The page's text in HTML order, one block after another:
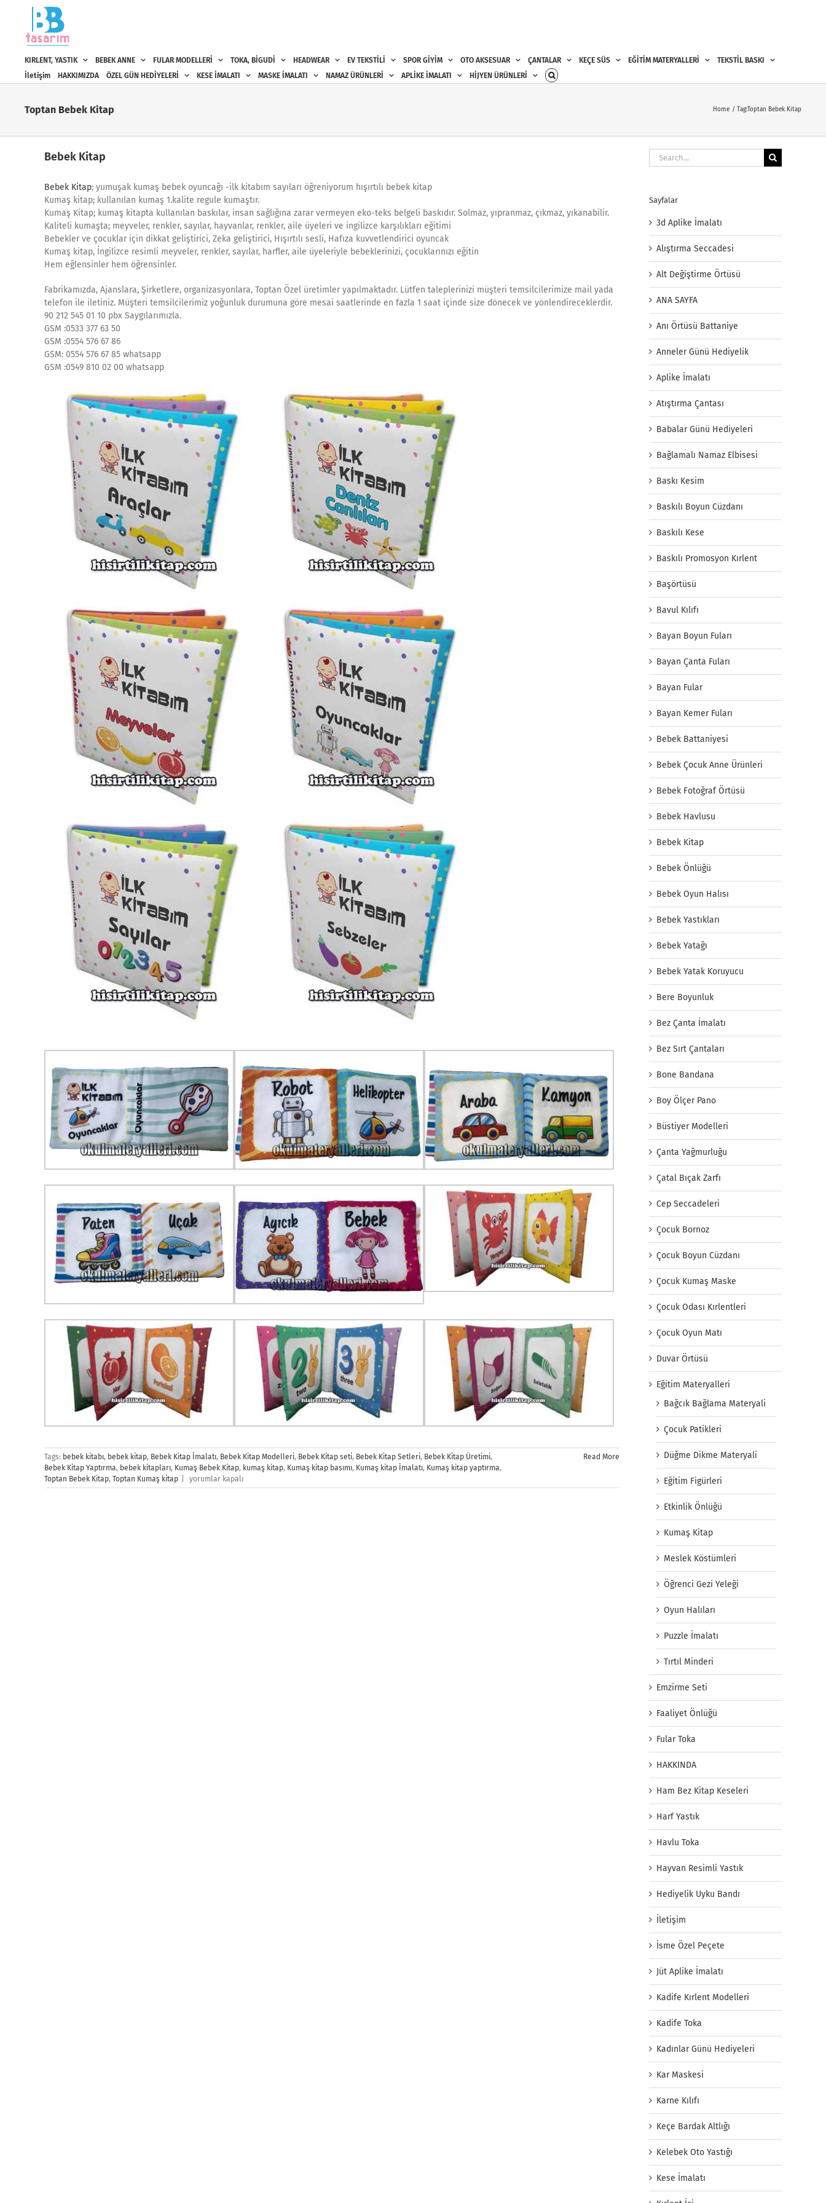
content
KIRLENT, YASTIK BEBEK ANNE FULAR MODELLERİ TOKA, BİGUDİ HEADWEAR EV TEKSTİLİ SPOR GİYİM OTO AKSESUAR ÇANTALAR KEÇE SÜS EĞİTİM MATERYALLERİ
TEKSTİL BASKI
İletişim
HAKKIMIZDA ÖZEL GÜN HEDİYELERİ KESE İMALATI MASKE İMALATI NAMAZ ÜRÜNLERİ APLİKE İMALATI HİJYEN ÜRÜNLERİ
Toptan Bebek Kitap Home Tag:Toptan Bebek Kitap
Bebek Kitap
Bebek Kitap; yumuşak kumaş bebek oyuncağı -ilk kitabım sayıları öğreniyorum hışırtılı bebek kitap
Kumaş kitap; kullanılan kumaş 1.kalite regule kumaştır.
Kumaş Kitap; kumaş kitapta kullanılan baskılar, insan sağlığına zarar vermeyen eko-teks belgeli baskıdır. Solmaz, yıpranmaz, çıkmaz, yıkanabilir.
Kaliteli kumaşta; meyveler, renkler, sayılar, hayvanlar, renkler, aile üyeleri ve ingilizce karşılıkları eğitimi
Bebekler ve çocuklar için dikkat geliştirici, Zeka geliştirici, Hışırtılı sesli, Hafıza kuvvetlendirici oyuncak
Kumaş kitap, İngilizce resimli meyveler, renkler, sayılar, harfler, aile üyeleriyle bebeklerinizi, çocuklarınızı eğitin
Hem eğlensinler hem öğrensinler.
Fabrikamızda, Ajanslara, Şirketlere, organizasyonlara, Toptan Özel üretimler yapılmaktadır. Lütfen taleplerinizi müşteri temsilcilerimize mail yada
telefon ile iletiniz. Müşteri temsilcilerimiz yoğunluk durumuna göre mesai saatlerinde en fazla 1 saat içinde size dönecek ve yönlendireceklerdir.
90 212 545 01 10 pbx Saygılarımızla.
GSM :0533 377 63 50
GSM :0554 576 67 86
GSM: 0554 576 67 85 whatsapp
GSM :0549 810 02 00 whatsapp
Tags: bebek kitabı, bebek kitap, Bebek Kitap İmalatı, Bebek Kitap Modelleri, Bebek Kitap seti, Bebek Kitap Setleri, Bebek Kitap Üretimi,
Bebek Kitap Yaptırma, bebek kitapları, Kumaş Bebek Kitap, kumaş kitap, Kumaş kitap basımı, Kumaş kitap İmalatı, Kumaş kitap yaptırma,
Toptan Bebek Kitap, Toptan Kumaş kitap
Bebek
Kitap
yorumlar kapalı
Read More
Search
for:
Sayfalar
3d Aplike İmalatı
Alıştırma Seccadesi
Alt Değiştirme Örtüsü
ANA SAYFA
Anı Örtüsü Battaniye
Anneler Günü Hediyelik
Aplike İmalatı
Atıştırma Çantası
Babalar Günü Hediyeleri
Bağlamalı Namaz Elbisesi
Baskı Kesim
Baskılı Boyun Cüzdanı
Baskılı Kese
Baskılı Promosyon Kırlent
Başörtüsü
Bavul Kılıfı
Bayan Boyun Fuları
Bayan Çanta Fuları
Bayan Fular
Bayan Kemer Fuları
Bebek Battaniyesi
Bebek Çocuk Anne Ürünleri
Bebek Fotoğraf Örtüsü
Bebek Havlusu
Bebek Kitap
Bebek Önlüğü
Bebek Oyun Halısı
Bebek Yastıkları
Bebek Yatağı
Bebek Yatak Koruyucu
Bere Boyunluk
Bez Çanta İmalatı
Bez Sırt Çantaları
Bone Bandana
Boy Ölçer Pano
Büstiyer Modelleri
Çanta Yağmurluğu
Çatal Bıçak Zarfı
Cep Seccadeleri
Çocuk Bornoz
Çocuk Boyun Cüzdanı
Çocuk Kumaş Maske
Çocuk Odası Kırlentleri
Çocuk Oyun Matı
Duvar Örtüsü
Eğitim Materyalleri
Bağcık Bağlama Materyali
Çocuk Patikleri
Düğme Dikme Materyali
Eğitim Figürleri
Etkinlik Önlüğü
Kumaş Kitap
Meslek Köstümleri
Öğrenci Gezi Yeleği
Oyun Halıları
Puzzle İmalatı
Tırtıl Minderi
Emzirme Seti
Faaliyet Önlüğü
Fular Toka
HAKKINDA
Ham Bez Kitap Keseleri
Harf Yastık
Havlu Toka
Hayvan Resimli Yastık
Hediyelik Uyku Bandı
İletişim
İsme Özel Peçete
Jüt Aplike İmalatı
Kadife Kırlent Modelleri
Kadife Toka
Kadınlar Günü Hediyeleri
Kar Maskesi
Karne Kılıfı
Keçe Bardak Altlığı
Kelebek Oto Yastığı
Kese İmalatı